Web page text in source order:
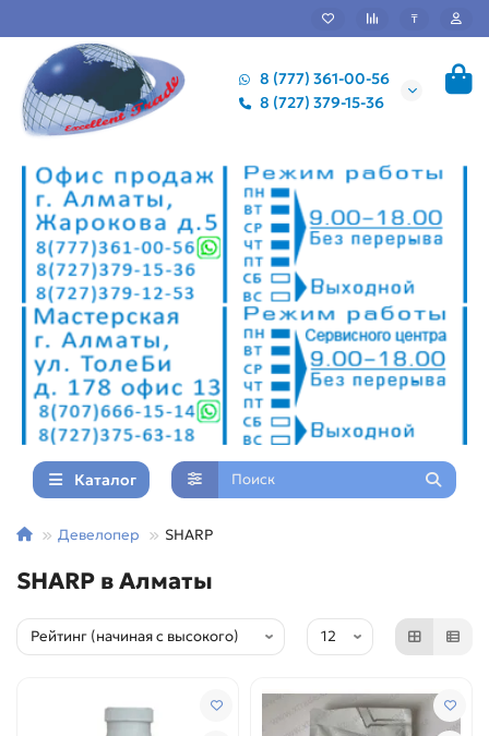
₸
8 (777) 361-00-56
8 (727) 379-15-36
Каталог
Девелопер SHARP
SHARP в Алматы